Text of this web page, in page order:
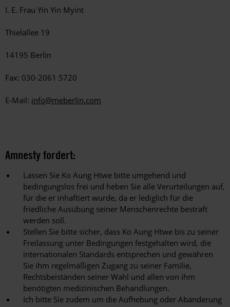
I. E. Frau Yin Yin Myint
Thielallee 19
14195 Berlin
Fax: 030-2061 5720
E-Mail: info@meberlin.com
Amnesty fordert:
Lassen Sie Ko Aung Htwe bitte umgehend und
bedingungslos frei und heben Sie alle Verurteilungen auf,
für die er inhaftiert wurde, da er lediglich für die
friedliche Ausübung seiner Menschenrechte bestraft
werden soll.
Stellen Sie bitte sicher, dass Ko Aung Htwe bis zu seiner
Freilassung unter Bedingungen festgehalten wird, die
internationalen Standards entsprechen und gewähren
Sie ihm regelmäßigen Zugang zu seiner Familie,
Rechtsbeiständen seiner Wahl und allen von ihm
benötigten medizinischen Behandlungen.
Ich bitte Sie zudem um die Aufhebung oder Abänderung